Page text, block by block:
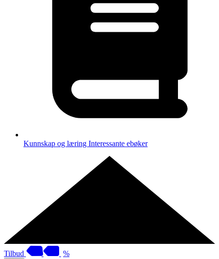
Kunnskap og læring Interessante ebøker
Tilbud %